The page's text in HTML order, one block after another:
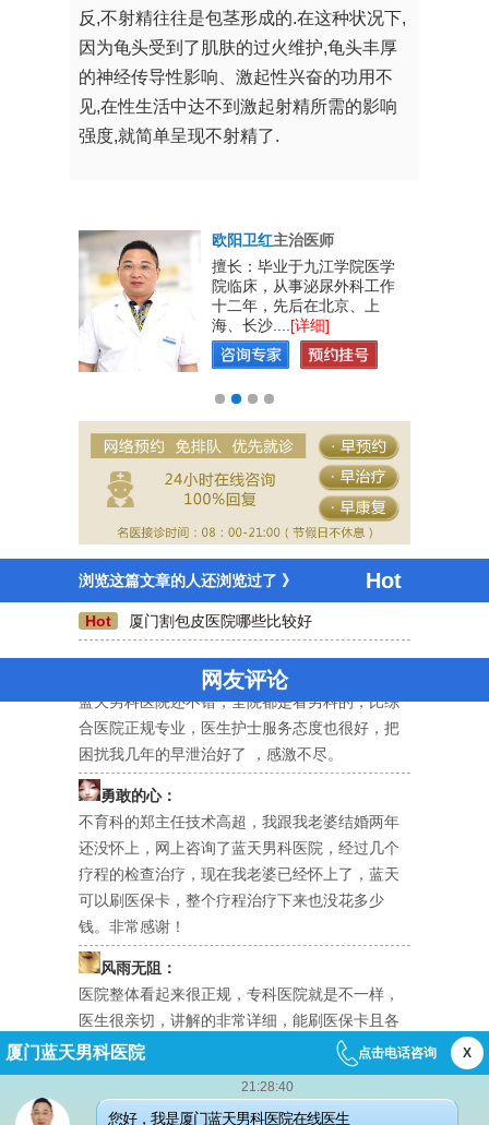
反,不射精往往是包茎形成的.在这种状况下,
因为龟头受到了肌肤的过火维护,龟头丰厚
的神经传导性影响、激起性兴奋的功用不
见,在性生活中达不到激起射精所需的影响
强度,就简单呈现不射精了.
欧阳卫红主治医师
擅长：毕业于九江学院医学
院临床，从事泌尿外科工作
十二年，先后在北京、上
海、长沙....[详细]
浏览这篇文章的人还浏览过了 》 Hot
Hot 厦门割包皮医院哪些比较好
网友评论
前几天去了厦门蓝天男科医院割包皮，现在已经
好的差不多了，刷医保卡费用也不贵，好评一
个。
合医院正规专业，医生护士服务态度也很好，把
困扰我几年的早泄治好了 ，感激不尽。
勇敢的心：
不育科的郑主任技术高超，我跟我老婆结婚两年
还没怀上，网上咨询了蓝天男科医院，经过几个
疗程的检查治疗，现在我老婆已经怀上了，蓝天
可以刷医保卡，整个疗程治疗下来也没花多少
钱。非常感谢！
风雨无阻：
医院整体看起来很正规，专科医院就是不一样，
医生很亲切，讲解的非常详细，能刷医保卡且各
项治疗费用也很透明，不像其它医院乱收费。
一夜风流后，下体不舒服，很担心染上性病，经
厦门蓝天男科医院 X
点击电话咨询
21:28:40
您好，我是厦门蓝天男科医院在线医生